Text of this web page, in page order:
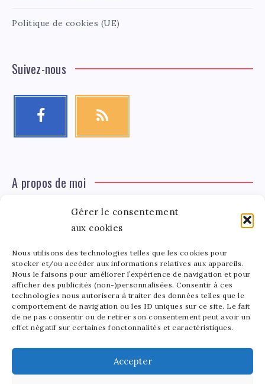
Gérer le consentement
aux cookies
Nous utilisons des technologies telles que les cookies pour
stocker et/ou accéder aux informations relatives aux appareils.
Nous le faisons pour améliorer l’expérience de navigation et pour
afficher des publicités (non-)personnalisées. Consentir à ces
technologies nous autorisera à traiter des données telles que le
comportement de navigation ou les ID uniques sur ce site. Le fait
de ne pas consentir ou de retirer son consentement peut avoir un
effet négatif sur certaines fonctonnalités et caractéristiques.
Accepter
Politique de cookies (UE)
Suivez-nous
A propos de moi
Tinger
Léa Tinger
Fondatrice
Fondatrice de FortunedeStar.com, je fusionne ma
passion pour les cultures et l'économie des célébrités.
Entre la gestion de mon site et la poterie, je trouve le
bonheur dans l'équilibre de mes activités. Mère d'un
bout de chou de 5 ans, je partage avec lui l'amour de
l'art sous toutes ses formes.